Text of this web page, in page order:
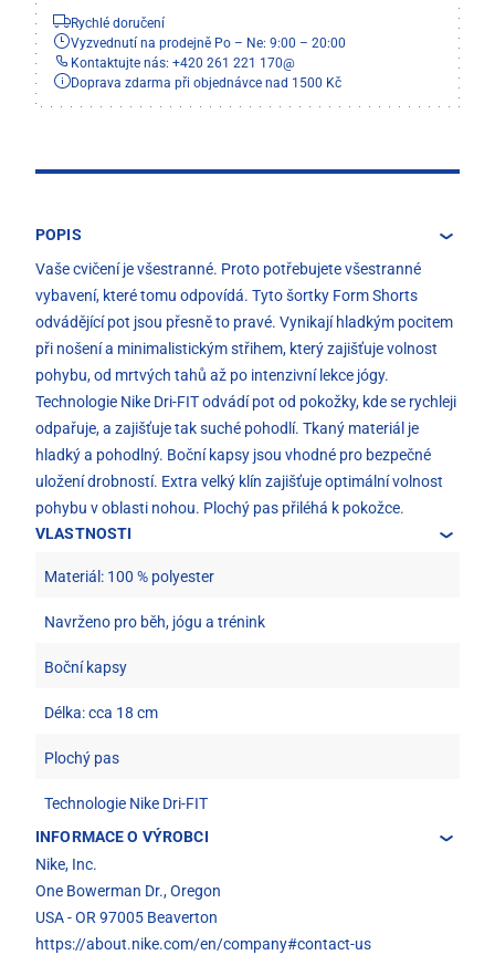
Rychlé doručení
Vyzvednutí na prodejně Po – Ne: 9:00 – 20:00
Kontaktujte nás: +420 261 221 170@
Doprava zdarma při objednávce nad 1500 Kč
POPIS
Vaše cvičení je všestranné. Proto potřebujete všestranné
vybavení, které tomu odpovídá. Tyto šortky Form Shorts
odvádějící pot jsou přesně to pravé. Vynikají hladkým pocitem
při nošení a minimalistickým střihem, který zajišťuje volnost
pohybu, od mrtvých tahů až po intenzivní lekce jógy.
Technologie Nike Dri-FIT odvádí pot od pokožky, kde se rychleji
odpařuje, a zajišťuje tak suché pohodlí. Tkaný materiál je
hladký a pohodlný. Boční kapsy jsou vhodné pro bezpečné
uložení drobností. Extra velký klín zajišťuje optimální volnost
pohybu v oblasti nohou. Plochý pas přiléhá k pokožce.
VLASTNOSTI
Materiál: 100 % polyester
Navrženo pro běh, jógu a trénink
Boční kapsy
Délka: cca 18 cm
Plochý pas
Technologie Nike Dri-FIT
INFORMACE O VÝROBCI
Nike, Inc.
One Bowerman Dr., Oregon
USA - OR 97005 Beaverton
https://about.nike.com/en/company#contact-us